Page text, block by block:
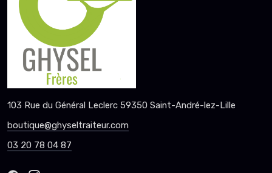
103 Rue du Général Leclerc 59350 Saint-André-lez-Lille
boutique@ghyseltraiteur.com
03 20 78 04 87